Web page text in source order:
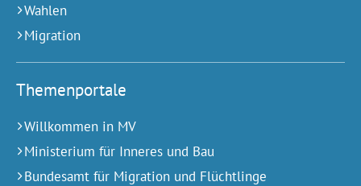
Wahlen
Migration
Themenportale
Willkommen in MV
Ministerium für Inneres und Bau
Bundesamt für Migration und Flüchtlinge